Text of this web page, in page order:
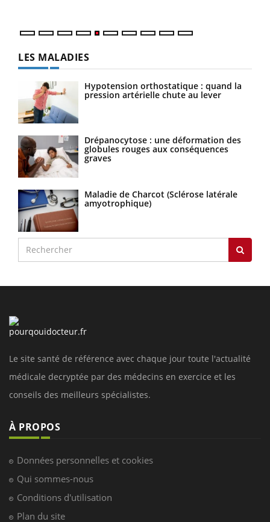
LES MALADIES
Hypotension orthostatique : quand la
pression artérielle chute au lever
Drépanocytose : une déformation des
globules rouges aux conséquences
graves
Maladie de Charcot (Sclérose latérale
amyotrophique)
Le site santé de référence avec chaque jour toute l'actualité
médicale decryptée par des médecins en exercice et les
conseils des meilleurs spécialistes.
À PROPOS
Données personnelles et cookies
Qui sommes-nous
Conditions d'utilisation
Plan du site